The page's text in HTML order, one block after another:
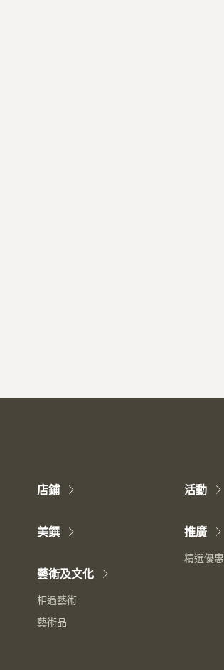
店鋪
美饌
藝術及文化
相遇藝術
藝術品
活動
推廣
精選優惠